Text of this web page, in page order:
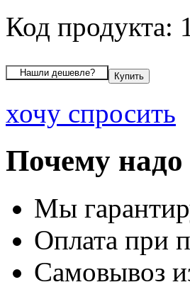
Код продукта:
хочу спросить
Почему надо
Мы
Оплата при
Самовывоз